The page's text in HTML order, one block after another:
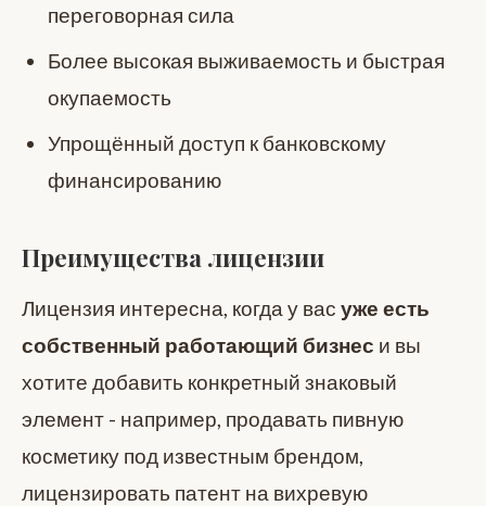
переговорная сила
Более высокая выживаемость и быстрая
окупаемость
Упрощённый доступ к банковскому
финансированию
Преимущества лицензии
Лицензия интересна, когда у вас уже есть
собственный работающий бизнес и вы
хотите добавить конкретный знаковый
элемент - например, продавать пивную
косметику под известным брендом,
лицензировать патент на вихревую